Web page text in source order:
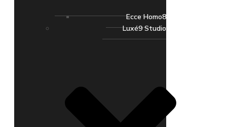
Ecce Homo8
Luxé9 Studio